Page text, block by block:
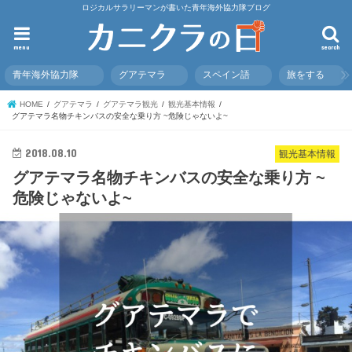
ロジカルサラリーマンが書いた青年海外協力隊ブログ
search
menu
青年海外協力隊 グアテマラ スペイン語 旅をする
HOME グアテマラ グアテマラ観光
観光基本情報
グアテマラ名物チキンバスの安全な乗り方 ~危険じゃないよ~
観光基本情報
2018.08.10
グアテマラ名物チキンバスの安全な乗り方 ~
危険じゃないよ~